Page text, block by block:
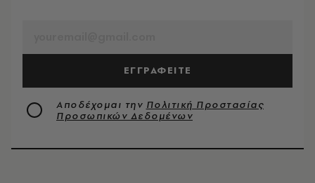
ΕΓΓΡΑΦΕΙΤΕ
Αποδέχομαι την Πολιτική Προστασίας
Προσωπικών Δεδομένων